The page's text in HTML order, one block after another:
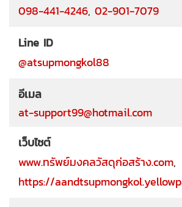
098-441-4246, 02-901-7079
Line ID
@atsupmongkol88
อีเมล
at-support99@hotmail.com
เว็บไซต์
www.ทรัพย์มงคลวัสดุก่อสร้าง.com,
https://